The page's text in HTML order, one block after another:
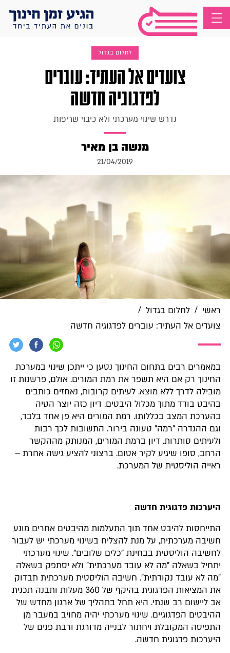
לחלום בגדול
צועדים אל העתיד: עוברים
לפדגוגיה חדשה
נדרש שינוי מערכתי ולא כיבוי שריפות
מנשה בן מאיר
21/04/2019
ראשי / לחלום בגדול /
צועדים אל העתיד: עוברים לפדגוגיה חדשה
במאמרים רבים בתחום החינוך נטען כי ייתכן שינוי במערכת
החינוך רק אם היא תשפר את רמת המורים. אולם, פרשנות זו
מובילה לדרך ללא מוצא. לעיתים קרובות, נאחזים כותבים
בהיבט בודד מתוך מכלול היבטים. דיון כזה יוצר הטיה
בהערכת המצב בכללותו. רמת המורים היא פן אחד בלבד,
וגם ההגדרה "רמה" טעונה בירור. התשובות לכך רבות
ולעיתים סותרות. דיון ברמת המורים, המנותק מההקשר
הרחב, סופו שיגיע לקיר אטום. ברצוני להציע גישה אחרת –
ראייה הוליסטית של המערכת.
היערכות פדגוגית חדשה
התייחסות להיבט אחד תוך התעלמות מהיבטים אחרים מונע
חשיבה מערכתית, על מנת להצליח בשינוי מערכתי יש לעבור
לחשיבה הוליסטית בבחינת "כלים שלובים". שינוי מערכתי
יתחיל בשאלה ״מה לא עובד מערכתית״ ולא יסתפק בשאלה
״מה לא עובד נקודתית״. חשיבה הוליסטית מערכתית תבדוק
את המציאות הפדגוגית בהיקף של 360 מעלות ותבנה תכנית
אב ליישום רב שנתי. היא תחל בתהליך של ארגון מחדש של
ההיבטים הפדגוגיים. שינוי מערכתי יהיה מחויב במעבר מן
התפיסה המקובלת ויחתור לבנייה מדורגת ורבת פנים של
היערכות פדגוגית חדשה.